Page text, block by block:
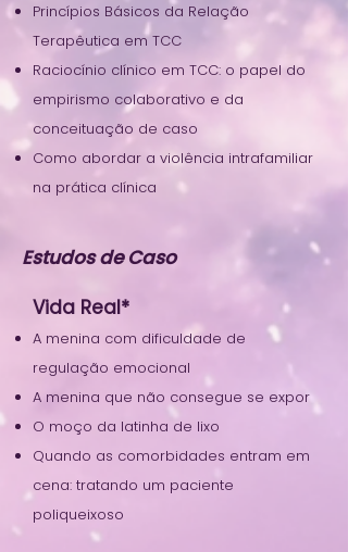
Princípios Básicos da Relação
Terapêutica em TCC
Raciocínio clínico em TCC: o papel do
empirismo colaborativo e da
conceituação de caso
Como abordar a violência intrafamiliar
na prática clínica
Estudos de Caso
Vida Real*
A menina com dificuldade de
regulação emocional
A menina que não consegue se expor
O moço da latinha de lixo
Quando as comorbidades entram em
cena: tratando um paciente
poliqueixoso